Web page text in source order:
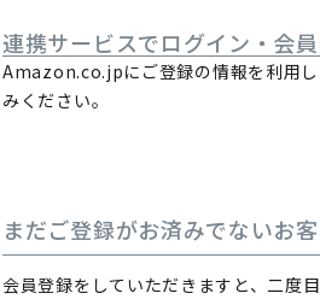
連携サービスでログイン・会
Amazon.co.jpにご登録の情報を利用
みください。
まだご登録がお済みでないお
会員登録をしていただきますと、二度